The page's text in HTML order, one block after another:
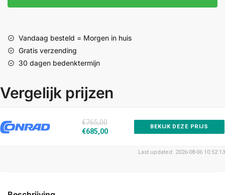
€765,00.€685,00.
Vandaag besteld = Morgen in huis
Gratis verzending
30 dagen bedenktermijn
Vergelijk prijzen
€765,00
€685,00
BEKIJK DEZE PRIJS
Last updated: 2026-08-06 10:52:13